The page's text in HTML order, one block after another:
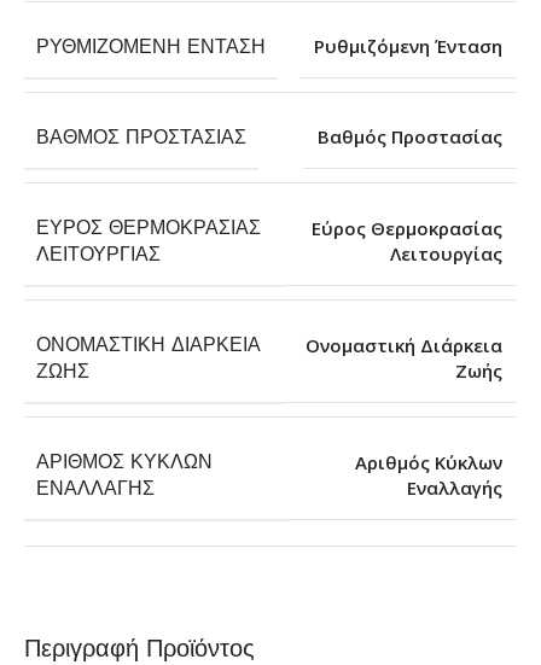
Περιγραφή Προϊόντος
ΡΥΘΜΙΖΌΜΕΝΗ ΈΝΤΑΣΗ Ρυθμιζόμενη Ένταση
ΒΑΘΜΌΣ ΠΡΟΣΤΑΣΊΑΣ Βαθμός Προστασίας
ΕΎΡΟΣ ΘΕΡΜΟΚΡΑΣΊΑΣ
ΛΕΙΤΟΥΡΓΊΑΣ
Εύρος Θερμοκρασίας
Λειτουργίας
ΟΝΟΜΑΣΤΙΚΉ ΔΙΆΡΚΕΙΑ
ΖΩΉΣ
Ονομαστική Διάρκεια
Ζωής
ΑΡΙΘΜΌΣ ΚΎΚΛΩΝ
ΕΝΑΛΛΑΓΉΣ
Αριθμός Κύκλων
Εναλλαγής